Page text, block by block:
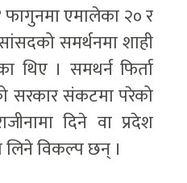
एमालेका २० र
समर्थनमा शाही
थिए । समथर्न फिर्ता
सरकार संकटमा परेको
दिने वा प्रदेश
लिने विकल्प छन् ।